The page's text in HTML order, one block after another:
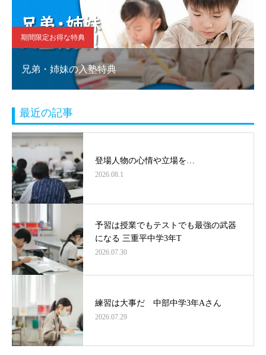
期間限定お得な特典
兄弟・姉妹の入塾特典
最近の記事
登場人物の心情や立場を…
2026.08.1
予習は授業でもテストでも最強の武器
になる 三重平中学3年T
2026.07.30
練習は大事だ 中部中学3年Aさん
2026.07.29